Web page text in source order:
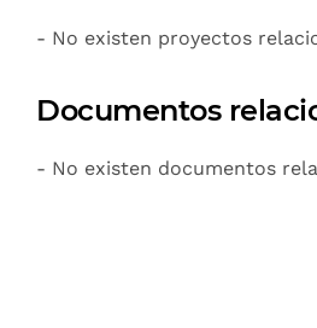
- No existen proyectos
Documentos
- No existen documentos